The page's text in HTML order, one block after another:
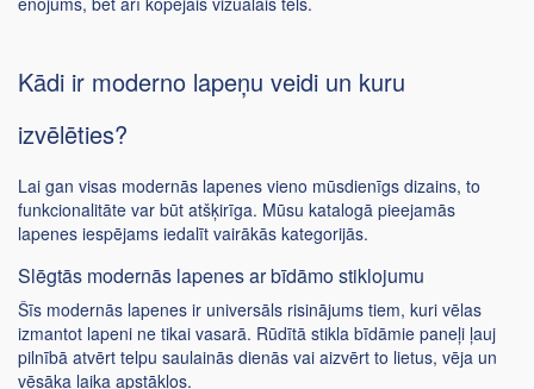
Kādi ir moderno lapeņu veidi un kuru
izvēlēties?
Lai gan visas modernās lapenes vieno mūsdienīgs dizains, to
funkcionalitāte var būt atšķirīga. Mūsu katalogā pieejamās
lapenes iespējams iedalīt vairākās kategorijās.
Slēgtās modernās lapenes ar bīdāmo stiklojumu
Šīs modernās lapenes ir universāls risinājums tiem, kuri vēlas
izmantot lapeni ne tikai vasarā. Rūdītā stikla bīdāmie paneļi ļauj
pilnībā atvērt telpu saulainās dienās vai aizvērt to lietus, vēja un
vēsāka laika apstākļos.